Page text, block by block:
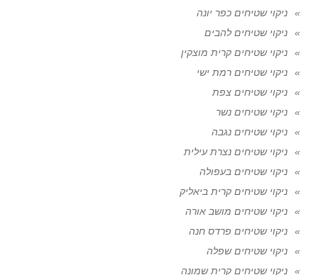
ניקוי שטיחים כפר יונה
ניקוי שטיחים להבים
ניקוי שטיחים קרית מוצקין
ניקוי שטיחים רמת ישי
ניקוי שטיחים צפת
ניקוי שטיחים נשר
ניקוי שטיחים נגבה
ניקוי שטיחים נצרת עילית
ניקוי שטיחים בעפולה
ניקוי שטיחים קרית ביאליק
ניקוי שטיחים מושב אורה
ניקוי שטיחים פרדס חנה
ניקוי שטיחים שפלה
ניקוי שטיחים קרית שמונה